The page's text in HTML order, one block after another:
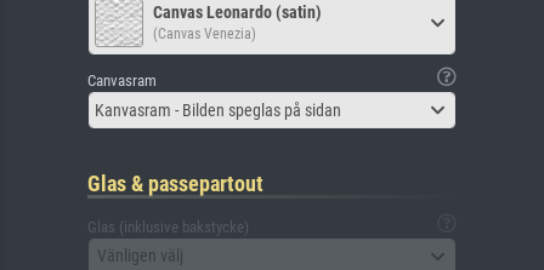
Canvas Leonardo (satin)
(Canvas Venezia)
Canvasram
Kanvasram - Bilden speglas på sidan
Glas & passepartout
Glas (inklusive bakstycke)
Vänligen välj